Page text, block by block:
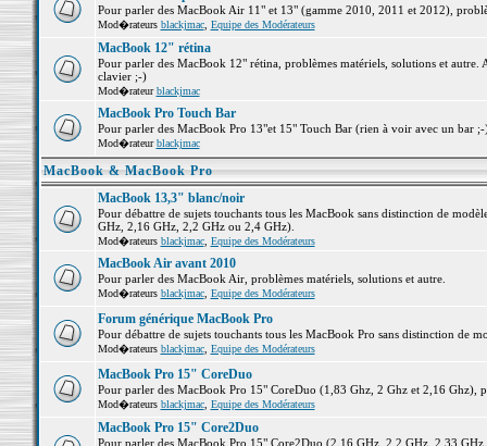
Pour parler des MacBook Air 11" et 13" (gamme 2010, 2011 et 2012),
Mod�rateurs blackjmac, Equipe des Modérateurs
MacBook 12" rétina
Pour parler des MacBook 12" rétina, problèmes matériels, solutions et
clavier ;-)
Mod�rateurblackjmac
MacBook Pro Touch Bar
Pour parler des MacBook Pro 13"et 15" Touch Bar (rien à voir avec un bar
Mod�rateurblackjmac
MacBook & MacBook Pro
MacBook 13,3" blanc/noir
Pour débattre de sujets touchants tous les MacBook sans distinction de
GHz, 2,16 GHz, 2,2 GHz ou 2,4 GHz).
Mod�rateurs blackjmac, Equipe des Modérateurs
MacBook Air avant 2010
Pour parler des MacBook Air, problèmes matériels, solutions et autre.
Mod�rateurs blackjmac, Equipe des Modérateurs
Forum générique MacBook Pro
Pour débattre de sujets touchants tous les MacBook Pro sans distinction de
Mod�rateurs blackjmac, Equipe des Modérateurs
MacBook Pro 15" CoreDuo
Pour parler des MacBook Pro 15" CoreDuo (1,83 Ghz, 2 Ghz et 2,16 Ghz),
Mod�rateurs blackjmac, Equipe des Modérateurs
MacBook Pro 15" Core2Duo
Pour parler des MacBook Pro 15" Core2Duo (2,16 GHz, 2,2 GHz, 2,33